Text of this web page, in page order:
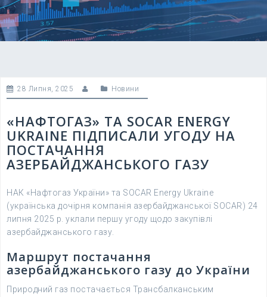
28 Липня, 2025 Новини
«НАФТОГАЗ» ТА SOCAR ENERGY
UKRAINE ПІДПИСАЛИ УГОДУ НА
ПОСТАЧАННЯ
АЗЕРБАЙДЖАНСЬКОГО ГАЗУ
НАК «Нафтогаз України» та SOCAR Energy Ukraine
(українська дочірня компанія азербайджанської SOCAR) 24
липня 2025 р. уклали першу угоду щодо закупівлі
азербайджанського газу.
Маршрут постачання
азербайджанського газу до України
Природний газ постачається Трансбалканським